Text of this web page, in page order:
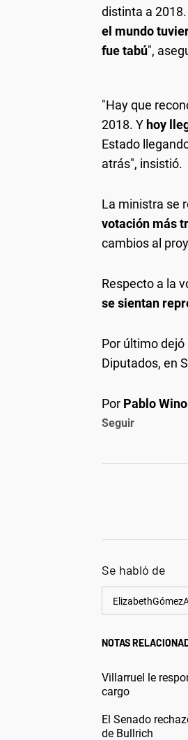
distinta a
el mundo
fue tabú",
"Hay que
2018. Y hoy
Estado
atrás", insistió.
La ministra se
votación más
cambios al
Respecto a la
se sientan
Por último dejó
Diputados, en
Por Pablo
Seguir
Se habló de
NOTAS
Villarruel le
cargo
El Senado
de Bullrich